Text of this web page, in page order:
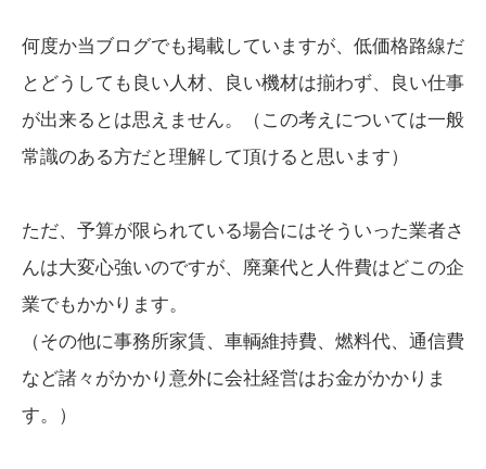
何度か当ブログでも掲載していますが、低価格路線だ
とどうしても良い人材、良い機材は揃わず、良い仕事
が出来るとは思えません。（この考えについては一般
常識のある方だと理解して頂けると思います）
ただ、予算が限られている場合にはそういった業者さ
んは大変心強いのですが、廃棄代と人件費はどこの企
業でもかかります。
（その他に事務所家賃、車輌維持費、燃料代、通信費
など諸々がかかり意外に会社経営はお金がかかりま
す。）